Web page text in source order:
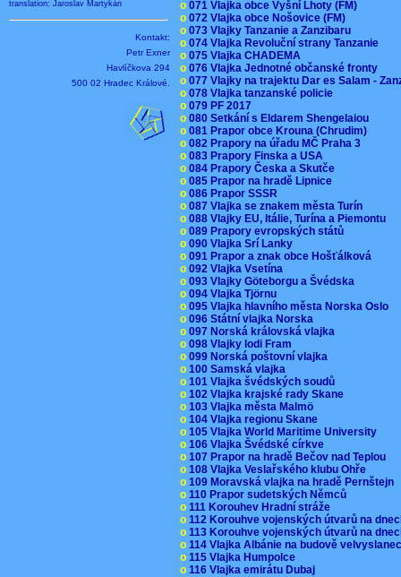
translation: Jaroslav Martykán
Kontakt:
Petr Exner
Havlíčkova 294
500 02 Hradec Králové.
o 071 Vlajka obce Vyšní Lhoty (FM)
o 072 Vlajka obce Nošovice (FM)
o 073 Vlajky Tanzanie a Zanzibaru
o 074 Vlajka Revoluční strany Tanzanie
o 075 Vlajka CHADEMA
o 076 Vlajka Jednotné občanské fronty
o 077 Vlajky na trajektu Dar es Salam -
o 078 Vlajka tanzanské policie
o 079 PF 2017
o 080 Setkání s Eldarem Shengelaiou
o 081 Prapor obce Krouna (Chrudim)
o 082 Prapory na úřadu MČ Praha 3
o 083 Prapory Finska a USA
o 084 Prapory Česka a Skutče
o 085 Prapor na hradě Lipnice
o 086 Prapor SSSR
o 087 Vlajka se znakem města Turín
o 088 Vlajky EU, Itálie, Turína a Piemontu
o 089 Prapory evropských států
o 090 Vlajka Srí Lanky
o 091 Prapor a znak obce Hošťálková
o 092 Vlajka Vsetína
o 093 Vlajky Göteborgu a Švédska
o 094 Vlajka Tjörnu
o 095 Vlajka hlavního města Norska Oslo
o 096 Státní vlajka Norska
o 097 Norská královská vlajka
o 098 Vlajky lodi Fram
o 099 Norská poštovní vlajka
o 100 Samská vlajka
o 101 Vlajka švédských soudů
o 102 Vlajka krajské rady Skane
o 103 Vlajka města Malmö
o 104 Vlajka regionu Skane
o 105 Vlajka World Maritime University
o 106 Vlajka Švédské církve
o 107 Prapor na hradě Bečov nad Teplou
o 108 Vlajka Veslařského klubu Ohře
o 109 Moravská vlajka na hradě Pernštejn
o 110 Prapor sudetských Němců
o 111 Korouhev Hradní stráže
o 112 Korouhve vojenských útvarů na
o 113 Korouhve vojenských útvarů na
o 114 Vlajka Albánie na budově
o 115 Vlajka Humpolce
o 116 Vlajka emirátu Dubaj